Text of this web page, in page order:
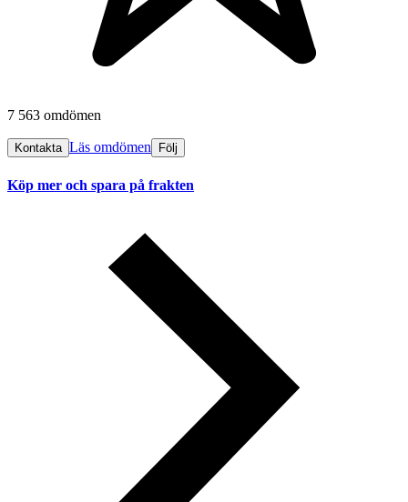
7 563 omdömen
Kontakta Läs omdömen Följ
Köp mer och spara på frakten